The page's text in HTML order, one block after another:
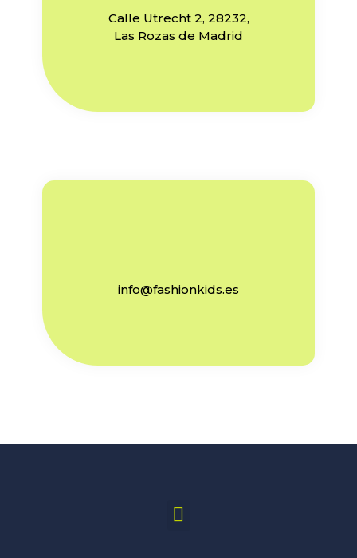
Calle Utrecht 2, 28232,
Las Rozas de Madrid
info@fashionkids.es